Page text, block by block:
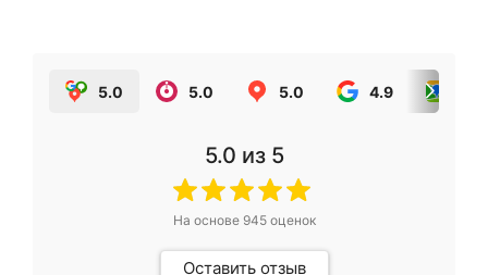
5.0 5.0 5.0 4.9
5.0 из 5
На основе 945оценок
Оставить отзыв